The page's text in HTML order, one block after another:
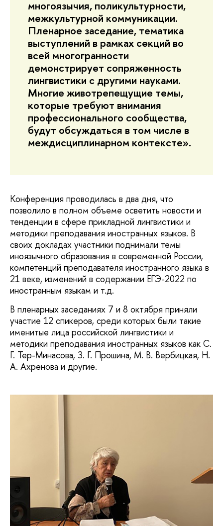
многоязычия, поликультурности,
межкультурной коммуникации.
Пленарное заседание, тематика
выступлений в рамках секций во
всей многогранности
демонстрирует сопряженность
лингвистики с другими науками.
Многие животрепещущие темы,
которые требуют внимания
профессионального сообщества,
будут обсуждаться в том числе в
междисциплинарном контексте».
Конференция проводилась в два дня, что
позволило в полном объеме осветить новости и
тенденции в сфере прикладной лингвистики и
методики преподавания иностранных языков. В
своих докладах участники поднимали темы
иноязычного образования в современной России,
компетенций преподавателя иностранного языка в
21 веке, изменений в содержании ЕГЭ-2022 по
иностранным языкам и т.д.
В пленарных заседаниях 7 и 8 октября приняли
участие 12 спикеров, среди которых были такие
именитые лица российской лингвистики и
методики преподавания иностранных языков как С.
Г. Тер-Минасова, З. Г. Прошина, М. В. Вербицкая, Н.
А. Ахренова и другие.